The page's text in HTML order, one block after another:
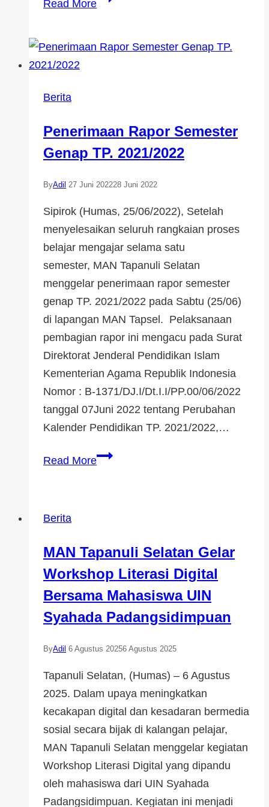
Read More
Berita
Penerimaan Rapor Semester
Genap TP. 2021/2022
ByAdil 27 Juni 202228 Juni 2022
Sipirok (Humas, 25/06/2022), Setelah
menyelesaikan seluruh rangkaian proses
belajar mengajar selama satu
semester, MAN Tapanuli Selatan
menggelar penerimaan rapor semester
genap TP. 2021/2022 pada Sabtu (25/06)
di lapangan MAN Tapsel. Pelaksanaan
pembagian rapor ini mengacu pada Surat
Direktorat Jenderal Pendidikan Islam
Kementerian Agama Republik Indonesia
Nomor : B-1371/DJ.I/Dt.I.I/PP.00/06/2022
tanggal 07Juni 2022 tentang Perubahan
Kalender Pendidikan TP. 2021/2022,…
Read More
Berita
MAN Tapanuli Selatan Gelar
Workshop Literasi Digital
Bersama Mahasiswa UIN
Syahada Padangsidimpuan
ByAdil 6 Agustus 20256 Agustus 2025
Tapanuli Selatan, (Humas) – 6 Agustus
2025. Dalam upaya meningkatkan
kecakapan digital dan kesadaran bermedia
sosial secara bijak di kalangan pelajar,
MAN Tapanuli Selatan menggelar kegiatan
Workshop Literasi Digital yang dipandu
oleh mahasiswa dari UIN Syahada
Padangsidimpuan. Kegiatan ini menjadi